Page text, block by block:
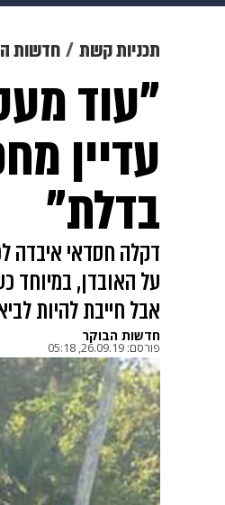
תרבות
גאווה
תכניות קשת חדשות
"עוד
עדיין
בדלת"
דקלה חסדאי איבדה
על האובדן, במיוחד
אבל חייבת להיות
חדשות הבוקר
פורסם: 26.09.19, 05:18